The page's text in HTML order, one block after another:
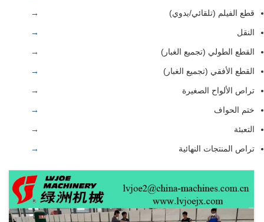
قطع الفيلم (تلقائي/يدوي)
النقل
القطع الطولي (تجميع الغبار)
القطع الأفقي (تجميع الغبار)
تراص الألواح الصغيرة
ختم الحواف
التعبئة
تراص المنتجات النهائية